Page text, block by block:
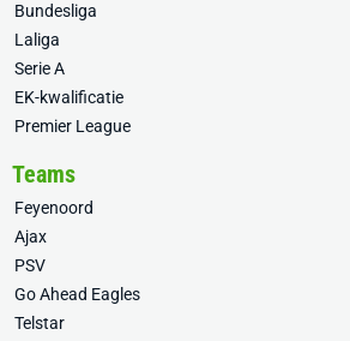
Bundesliga
Laliga
Serie A
EK-kwalificatie
Premier League
Teams
Feyenoord
Ajax
PSV
Go Ahead Eagles
Telstar